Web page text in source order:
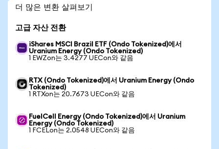
더 많은 변환 살펴보기
고급 자산 전환
iShares MSCI Brazil ETF (Ondo Tokenized)에서
Uranium Energy (Ondo Tokenized)
1 EWZon는 3.4277 UECon와 같음
RTX (Ondo Tokenized)에서 Uranium Energy (Ondo
Tokenized)
1 RTXon는 20.7673 UECon와 같음
FuelCell Energy (Ondo Tokenized)에서 Uranium
Energy (Ondo Tokenized)
1 FCELon는 2.0548 UECon와 같음